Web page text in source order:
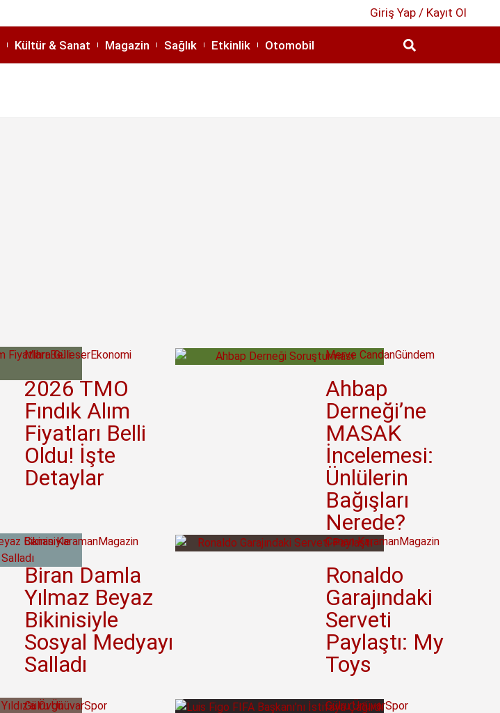
Giriş Yap / Kayıt Ol
Kültür & Sanat Magazin Sağlık Etkinlik Otomobil
Mihra GüleserEkonomi
2026 TMO
Fındık Alım
Fiyatları Belli
Oldu! İşte
Detaylar
Merve CandanGündem
Ahbap
Derneği’ne
MASAK
İncelemesi:
Ünlülerin
Bağışları
Nerede?
Canan KaramanMagazin
Biran Damla
Yılmaz Beyaz
Bikinisiyle
Sosyal Medyayı
Salladı
Canan KaramanMagazin
Ronaldo
Garajındaki
Serveti
Paylaştı: My
Toys
Gülru ÜnüvarSpor Gülru ÜnüvarSpor